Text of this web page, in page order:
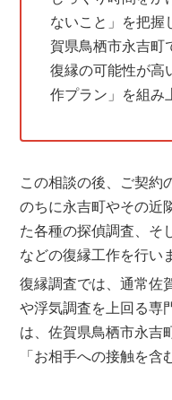
ないこと」を把握
賀県鳥栖市永吉町
復縁の可能性が高
作プラン」を組み
この相談の後、ご契約
のちに永吉町やその近
た各種の探偵調査、そ
などの復縁工作を行い
復縁調査では、通常佐
や浮気調査を上回る専
は、佐賀県鳥栖市永吉
「お相手への接触を含